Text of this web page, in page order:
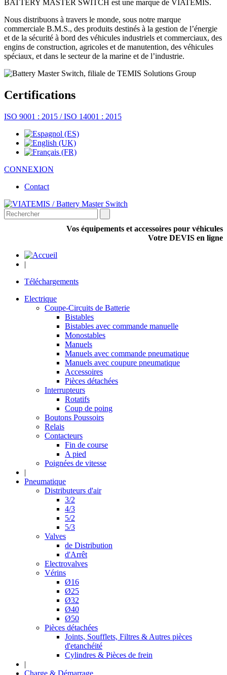
BATTERY MASTER SWITCH est une marque de VIATEMIS.
Nous distribuons à travers le monde, sous notre marque
commerciale B.M.S., des produits destinés à la gestion de l’énergie
et de la sécurité à bord des véhicules industriels et commerciaux, des
engins de construction, agricoles et de manutention, des véhicules
spéciaux, et dans le secteur de la marine et de l’industrie.
Certifications
ISO 9001 : 2015 / ISO 14001 : 2015
CONNEXION
Contact
Vos équipements et accessoires pour véhicules
Votre DEVIS en ligne
|
Téléchargements
Electrique
Coupe-Circuits de Batterie
Bistables
Bistables avec commande manuelle
Monostables
Manuels
Manuels avec commande pneumatique
Manuels avec coupure pneumatique
Accessoires
Pièces détachées
Interrupteurs
Rotatifs
Coup de poing
Boutons Poussoirs
Relais
Contacteurs
Fin de course
A pied
Poignées de vitesse
|
Pneumatique
Distributeurs d'air
3/2
4/3
5/2
5/3
Valves
de Distribution
d'Arrêt
Electrovalves
Vérins
Ø16
Ø25
Ø32
Ø40
Ø50
Pièces détachées
Joints, Soufflets, Filtres & Autres pièces
d'etanchéité
Cylindres & Pièces de frein
|
Charge & Démarrage